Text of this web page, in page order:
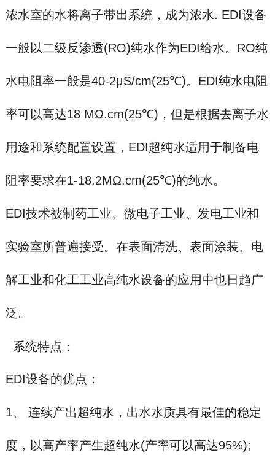
浓水室的水将离子带出系统，成为浓水. EDI设备
一般以二级反渗透(RO)纯水作为EDI给水。RO纯
水电阻率一般是40-2μS/cm(25℃)。EDI纯水电阻
率可以高达18 MΩ.cm(25℃)，但是根据去离子水
用途和系统配置设置，EDI超纯水适用于制备电
阻率要求在1-18.2MΩ.cm(25℃)的纯水。
EDI技术被制药工业、微电子工业、发电工业和
实验室所普遍接受。在表面清洗、表面涂装、电
解工业和化工工业高纯水设备的应用中也日趋广
泛。
系统特点：
EDI设备的优点：
1、 连续产出超纯水，出水水质具有最佳的稳定
度，以高产率产生超纯水(产率可以高达95%);